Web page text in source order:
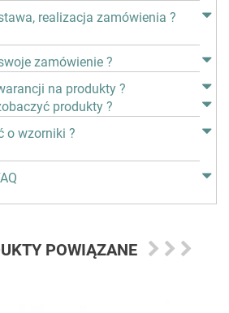
realizacja zamówienia ?
zamówienie ?
na produkty ?
produkty ?
o wzorniki ?
POWIĄZANE